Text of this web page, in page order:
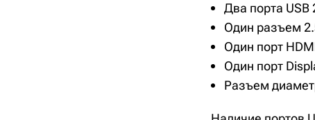
Два порта USB
Один разъем
Один порт
Один порт
Разъем